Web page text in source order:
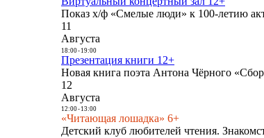
Показ х/ф «Смелые люди» к 100-летию
11
Августа
18:00- 19:00
Презентация книги 12+
Новая книга поэта Антона Чёрного
12
Августа
12:00- 13:00
«Читающая лошадка» 6+
Детский клуб любителей чтения.